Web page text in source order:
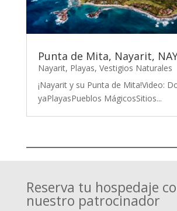
Punta de Mita, Nayarit,
Nayarit, Playas, Vestigios Naturales
¡Nayarit y su Punta de Mita!Video:
yaPlayasPueblos MágicosSitios...
Reserva tu hospedaje
nuestro patrocinador